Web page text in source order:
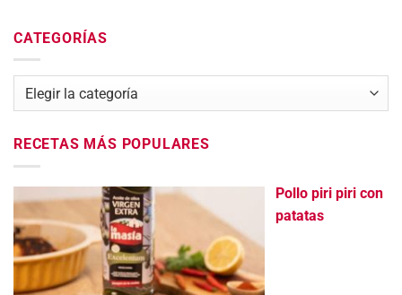
CATEGORÍAS
Categorías
RECETAS MÁS POPULARES
Pollo piri piri con
patatas